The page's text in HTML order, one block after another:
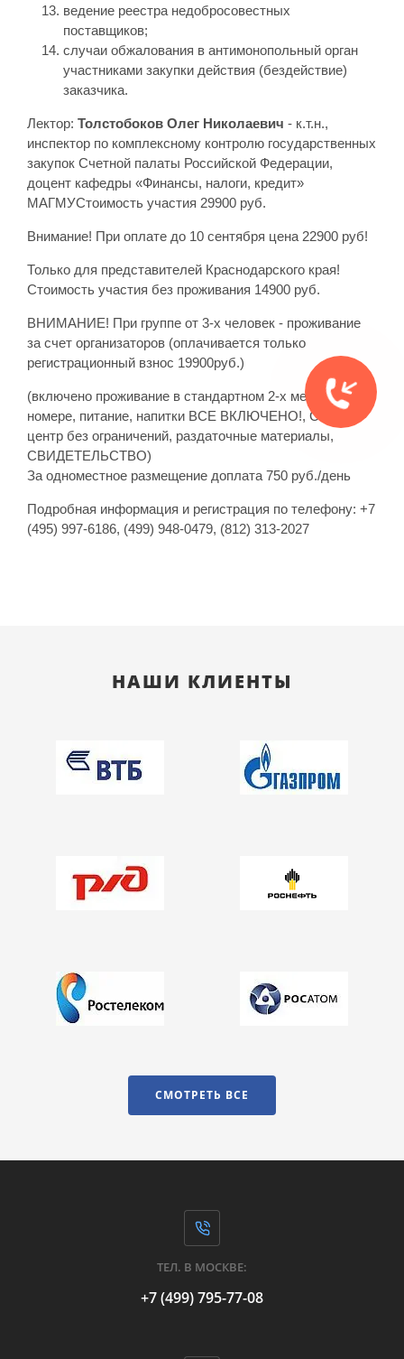
ведение реестра недобросовестных
поставщиков;
случаи обжалования в антимонопольный орган
участниками закупки действия (бездействие)
заказчика.
Лектор: Толстобоков Олег Николаевич - к.т.н.,
инспектор по комплексному контролю государственных
закупок Счетной палаты Российской Федерации,
доцент кафедры «Финансы, налоги, кредит»
МАГМУСтоимость участия 29900 руб.
Внимание! При оплате до 10 сентября цена 22900 руб!
Только для представителей Краснодарского края!
Стоимость участия без проживания 14900 руб.
ВНИМАНИЕ! При группе от 3-х человек - проживание
за счет организаторов (оплачивается только
регистрационный взнос 19900руб.)
(включено проживание в стандартном 2-х местном
номере, питание, напитки ВСЕ ВКЛЮЧЕНО!, СПА-
центр без ограничений, раздаточные материалы,
СВИДЕТЕЛЬСТВО)
За одноместное размещение доплата 750 руб./день
Подробная информация и регистрация по телефону: +7
(495) 997-6186, (499) 948-0479, (812) 313-2027
НАШИ КЛИЕНТЫ
СМОТРЕТЬ ВСЕ
ТЕЛ. В МОСКВЕ:
+7 (499) 795-77-08